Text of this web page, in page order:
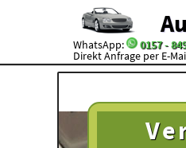
WhatsApp: 0157 -
Direkt Anfrage per E-